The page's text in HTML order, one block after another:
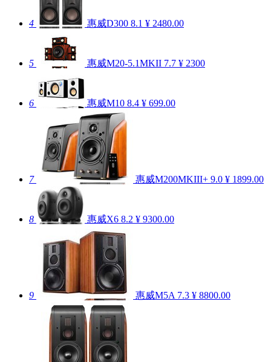
4 惠威D300 8.1 ¥ 2480.00
5 惠威M20-5.1MKII 7.7 ¥ 2300
6 惠威M10 8.4 ¥ 699.00
7 惠威M200MKIII+ 9.0 ¥ 1899.00
8 惠威X6 8.2 ¥ 9300.00
9 惠威M5A 7.3 ¥ 8800.00